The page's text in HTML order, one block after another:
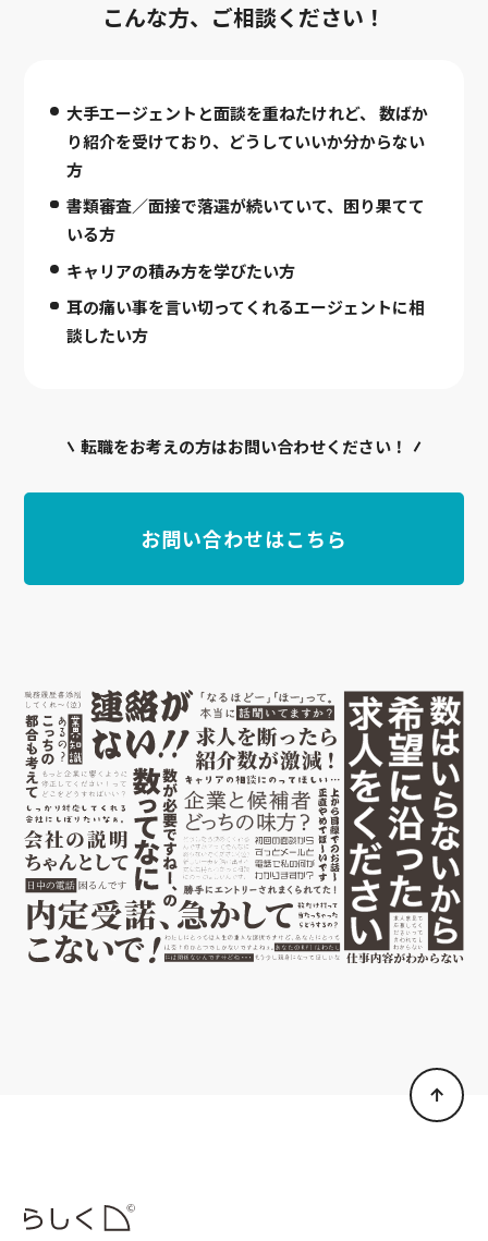
こんな方、ご相談ください！
大手エージェントと面談を重ねたけれど、
数ばか
り紹介を受けており、どうしていいか分からない
方
書類審査／面接で落選が続いていて、困り果てて
いる方
キャリアの積み方を学びたい方
耳の痛い事を言い切ってくれるエージェントに相
談したい方
転職をお考えの方はお問い合わせください！
お問い合わせはこちら